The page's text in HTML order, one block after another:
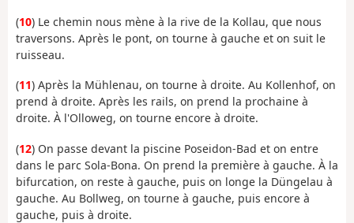
(10) Le chemin nous mène à la rive de la Kollau, que nous
traversons. Après le pont, on tourne à gauche et on suit le
ruisseau.
(11) Après la Mühlenau, on tourne à droite. Au Kollenhof, on
prend à droite. Après les rails, on prend la prochaine à
droite. À l'Olloweg, on tourne encore à droite.
(12) On passe devant la piscine Poseidon-Bad et on entre
dans le parc Sola-Bona. On prend la première à gauche. À la
bifurcation, on reste à gauche, puis on longe la Düngelau à
gauche. Au Bollweg, on tourne à gauche, puis encore à
gauche, puis à droite.